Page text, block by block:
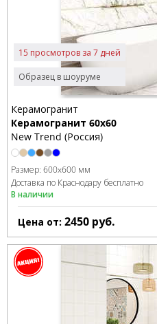
Образец в шоуруме
15 просмотров за 7 дней
Керамогранит
Керамогранит 60x60
New Trend (Россия)
Размер: 600x600 мм
Доставка по Краснодару бесплатно
В наличии
Цена от: 2450 руб.